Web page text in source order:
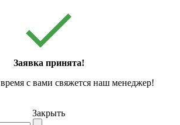
Заявка принята!
с вами свяжется наш менеджер!
Закрыть